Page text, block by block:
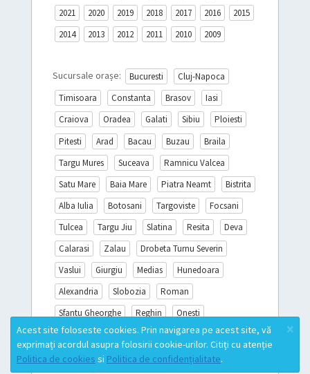
2021
2020 2019 2018 2017 2016
2015
2014
2013 2012 2011 2010 2009
Sucursale orașe: Bucuresti
Cluj-Napoca
Timisoara
Constanta Brasov
Iasi
Craiova
Oradea Galati Sibiu
Ploiesti
Pitesti
Arad Bacau Buzau
Braila
Targu Mures
Suceava
Ramnicu Valcea
Satu Mare
Baia Mare Piatra Neamt
Bistrita
Alba Iulia
Botosani Targoviste
Focsani
Tulcea
Targu Jiu Slatina Resita
Deva
Calarasi
Zalau
Drobeta Turnu Severin
Vaslui
Giurgiu Medias
Hunedoara
Alexandria
Slobozia
Roman
Sfantu Gheorghe
Reghin
Onesti
Sighisoara
Miercurea Ciuc
Turda
Campina
Mioveni Lista completă
×
Acest site foloseste cookies. Prin navigarea pe acest site, vă
exprimați acordul asupra folosirii cookie-urilor. Citiți cu atenție
Politica de cookies si Politica de confidențialitate.